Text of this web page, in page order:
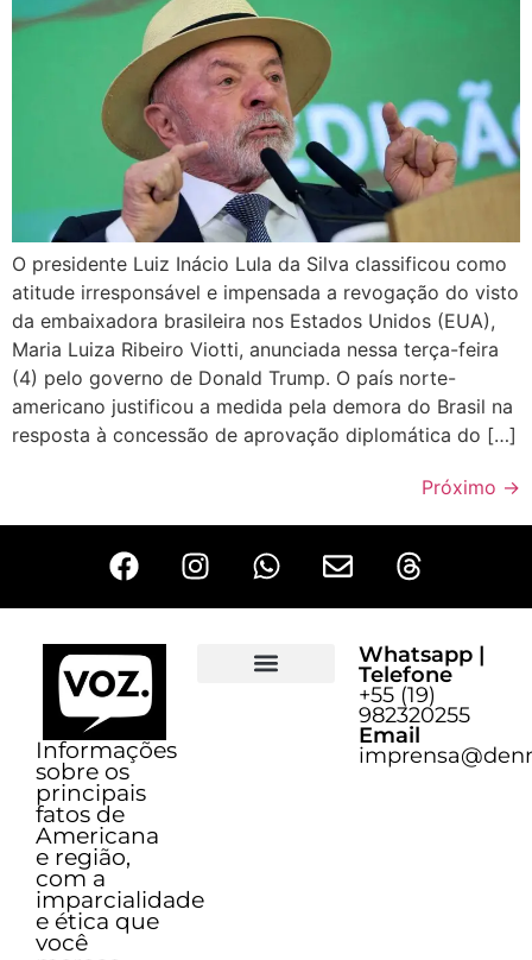
O presidente Luiz Inácio Lula da Silva classificou como
atitude irresponsável e impensada a revogação do visto
da embaixadora brasileira nos Estados Unidos (EUA),
Maria Luiza Ribeiro Viotti, anunciada nessa terça-feira
(4) pelo governo de Donald Trump. O país norte-
americano justificou a medida pela demora do Brasil na
resposta à concessão de aprovação diplomática do […]
Próximo →
Informações
sobre os
principais
fatos de
Americana
e região,
com a
imparcialidade
e ética que
você
Whatsapp |
Telefone
+55 (19)
982320255
Email